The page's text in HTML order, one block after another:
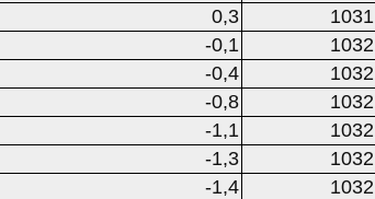
0,3
-0,1
-0,4
-0,8
-1,1
-1,3
-1,4